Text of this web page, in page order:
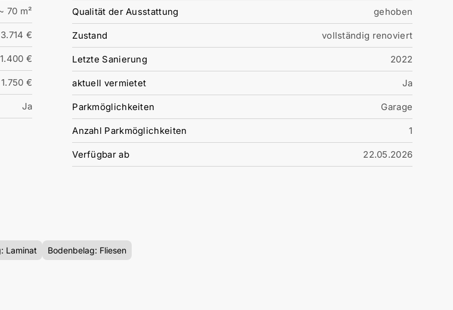
70 m²
3.714 €
1.400 €
1.750 €
Ja
Qualität der Ausstattung gehoben
Zustand vollständig renoviert
Letzte Sanierung 2022
aktuell vermietet Ja
Parkmöglichkeiten Garage
Anzahl Parkmöglichkeiten 1
Verfügbar ab 22.05.2026
Laminat Bodenbelag: Fliesen